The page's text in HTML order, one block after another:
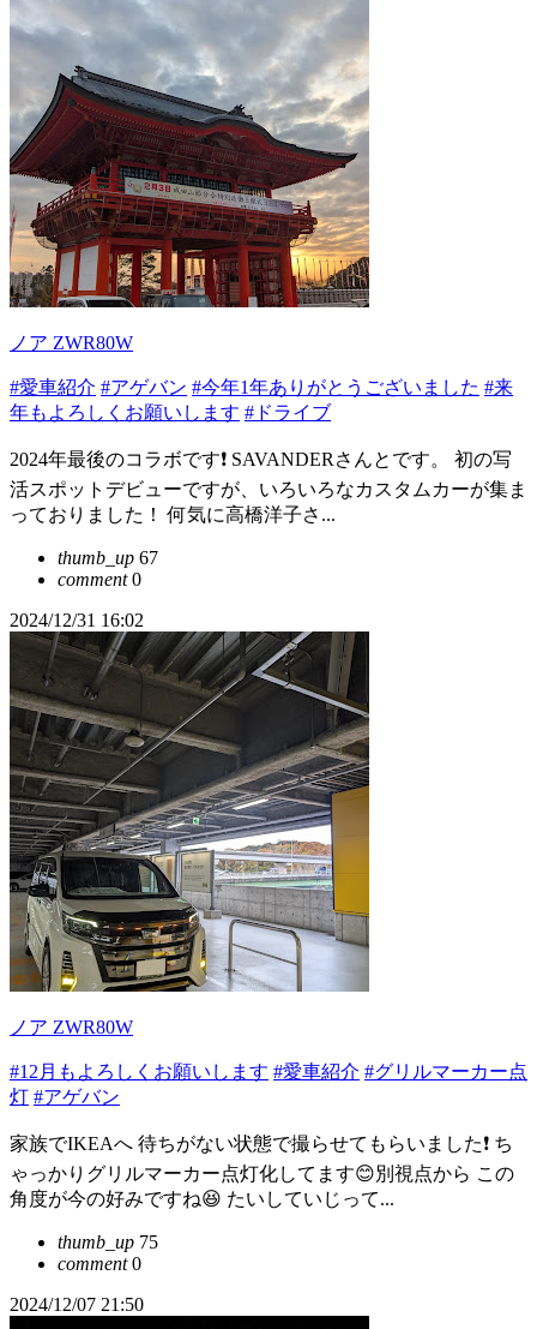
ノア ZWR80W
#愛車紹介 #アゲバン #今年1年ありがとうございました #来
年もよろしくお願いします #ドライブ
2024年最後のコラボです❗ SAVANDERさんとです。 初の写
活スポットデビューですが、いろいろなカスタムカーが集ま
っておりました！ 何気に高橋洋子さ...
thumb_up 67
comment0
2024/12/31 16:02
ノア ZWR80W
#12月もよろしくお願いします #愛車紹介 #グリルマーカー点
灯 #アゲバン
家族でIKEAへ 待ちがない状態で撮らせてもらいました❗ ち
ゃっかりグリルマーカー点灯化してます😊別視点から この
角度が今の好みですね😆 たいしていじって...
thumb_up 75
comment0
2024/12/07 21:50